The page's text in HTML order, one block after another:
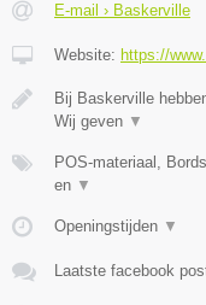
E-mail › Baskerville
Website: https://
Bij Baskerville
Wij geven ▼
POS-materiaal,
en ▼
Openingstijden ▼
Laatste facebook